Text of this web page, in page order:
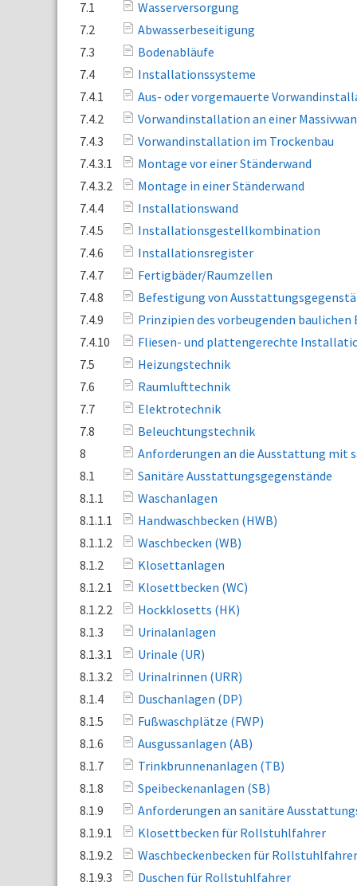
7.1
Wasserversorgung
7.2
Abwasserbeseitigung
7.3
Bodenabläufe
7.4
Installationssysteme
7.4.1
Aus- oder vorgemauerte
7.4.2
Vorwandinstallation an einer
7.4.3
Vorwandinstallation im Trockenbau
7.4.3.1
Montage vor einer Ständerwand
7.4.3.2
Montage in einer Ständerwand
7.4.4
Installationswand
7.4.5
Installationsgestellkombination
7.4.6
Installationsregister
7.4.7
Fertigbäder/Raumzellen
7.4.8
Befestigung von
7.4.9
Prinzipien des vorbeugenden baulichen
7.4.10
Fliesen- und plattengerechte
7.5
Heizungstechnik
7.6
Raumlufttechnik
7.7
Elektrotechnik
7.8
Beleuchtungstechnik
8
Anforderungen an die Ausstattung mit
8.1
Sanitäre Ausstattungsgegenstände
8.1.1
Waschanlagen
8.1.1.1
Handwaschbecken (HWB)
8.1.1.2
Waschbecken (WB)
8.1.2
Klosettanlagen
8.1.2.1
Klosettbecken (WC)
8.1.2.2
Hockklosetts (HK)
8.1.3
Urinalanlagen
8.1.3.1
Urinale (UR)
8.1.3.2
Urinalrinnen (URR)
8.1.4
Duschanlagen (DP)
8.1.5
Fußwaschplätze (FWP)
8.1.6
Ausgussanlagen (AB)
8.1.7
Trinkbrunnenanlagen (TB)
8.1.8
Speibeckenanlagen (SB)
8.1.9
Anforderungen an sanitäre
8.1.9.1
Klosettbecken für Rollstuhlfahrer
8.1.9.2
Waschbeckenbecken für Rollstuhlfahrer
8.1.9.3
Duschen für Rollstuhlfahrer